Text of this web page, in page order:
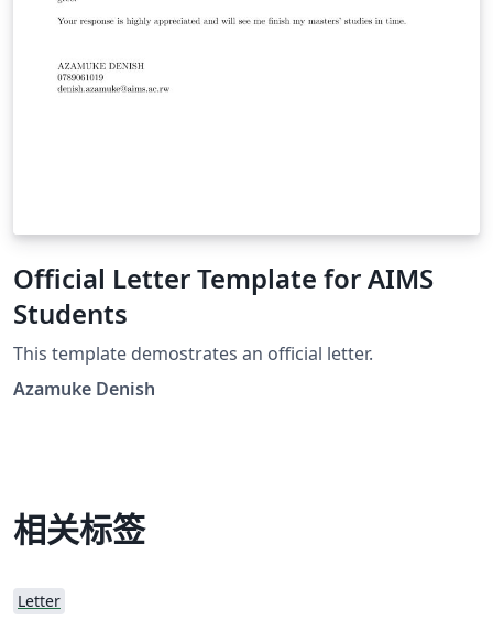
Official Letter Template for AIMS
Students
This template demostrates an official letter.
Azamuke Denish
相关标签
Letter